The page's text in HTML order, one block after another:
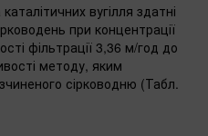
вугілля здатні
при концентрації
фільтрації 3,36 м/год до
методу, яким
сірководню (Табл.